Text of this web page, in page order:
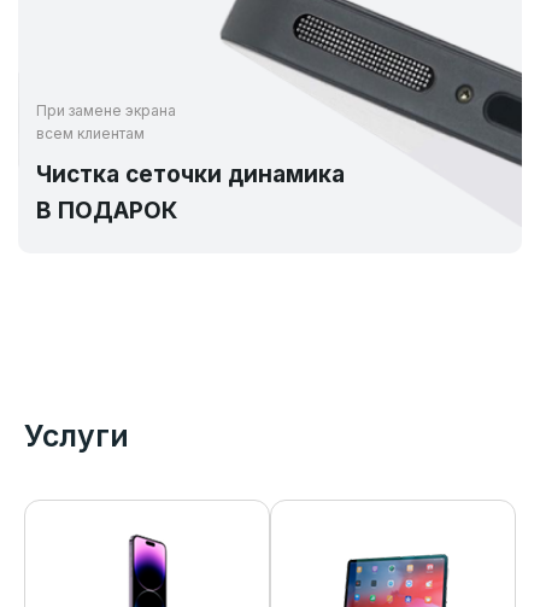
При замене экрана
всем клиентам
Чистка сеточки динамика
В ПОДАРОК
Услуги